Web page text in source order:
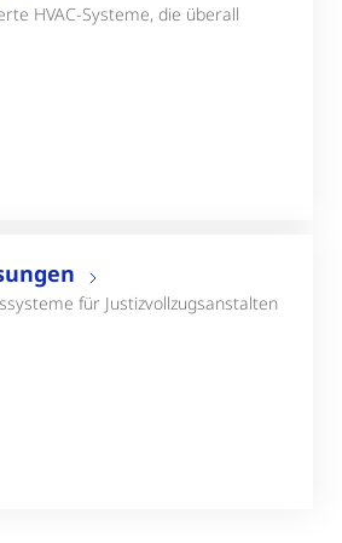
HVAC-Systeme, die überall
für Justizvollzugsanstalten